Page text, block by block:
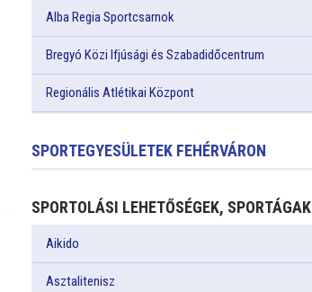
Alba Regia Sportcsarnok
Bregyó Közi Ifjúsági és Szabadidőcentrum
Regionális Atlétikai Központ
SPORTEGYESÜLETEK FEHÉRVÁRON
SPORTOLÁSI LEHETŐSÉGEK, SPORTÁGAK
Aikido
Asztalitenisz